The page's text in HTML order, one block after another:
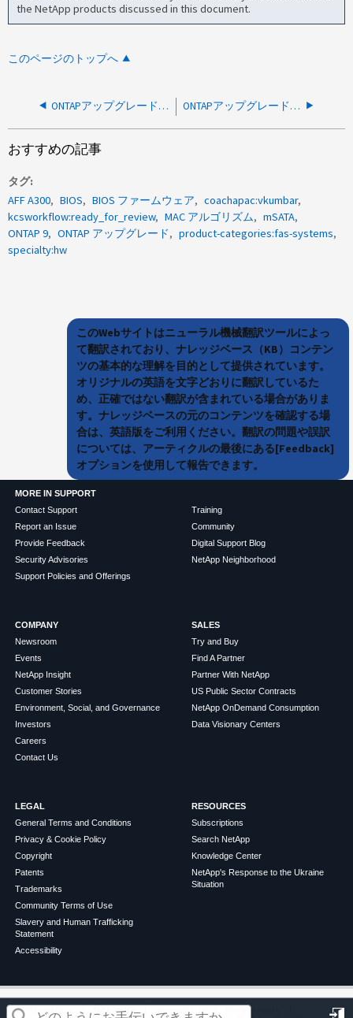
the NetApp products discussed in this document.
このページのトップへ
ONTAPアップグレード検証エラー：ONTAP - SP通信が正常ではありません ONTAPアップグレードが一時停止されました：パートナーにファイルシステムディスクがないため、ギブバックに失敗しました
この記事は役に立ちましたか？
おすすめの記事
タグ
AFF A300
BIOS BIOS ファームウェア
coachapac:vkumbar
kcsworkflow:ready_for_review
MAC アルゴリズム
mSATA
ONTAP 9
ONTAP アップグレード
product-categories:fas-systems
specialty:hw
このWebサイトはニューラル機械翻訳ツールによっ
て翻訳されており、ナレッジベース（KB）コンテン
ツの基本的な理解を目的として提供されています。
オリジナルの英語を文字どおりに翻訳しているた
め、正確ではない翻訳が含まれている場合がありま
す。ナレッジベースの元のコンテンツを確認する場
合は、英語版をご利用ください。翻訳の問題や誤訳
については、アーティクルの最後にある[Feedback]
オプションを使用して報告できます。
MORE IN SUPPORT
Contact Support
Report an Issue
Provide Feedback
Security Advisories
Support Policies and Offerings
Training
Community
Digital Support Blog
NetApp Neighborhood
COMPANY
Newsroom
Events
NetApp Insight
Customer Stories
Environment, Social, and Governance
Investors
Careers
Contact Us
SALES
Try and Buy
Find A Partner
Partner With NetApp
US Public Sector Contracts
NetApp OnDemand Consumption
Data Visionary Centers
LEGAL
General Terms and Conditions
Privacy & Cookie Policy
Copyright
Patents
Trademarks
Community Terms of Use
Slavery and Human Trafficking
Statement
Accessibility
RESOURCES
Subscriptions
Search NetApp
Knowledge Center
NetApp's Response to the Ukraine
Situation
©2026 NetApp English Terms of Use
Privacy Policy